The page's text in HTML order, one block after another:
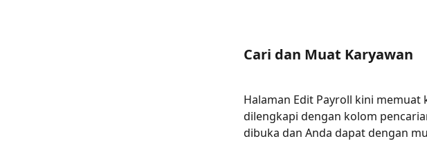
Cari dan Muat Karyawan
Halaman Edit Payroll kini
dilengkapi dengan kolom
dibuka dan Anda dapat dengan